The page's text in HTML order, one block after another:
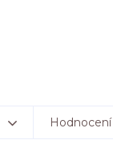
Hodnocení